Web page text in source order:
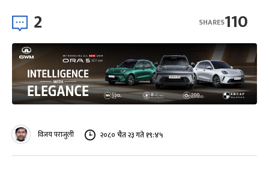
2 110
SHARES
विजय पराजुली २०८० चैत २३ गते १९:४५